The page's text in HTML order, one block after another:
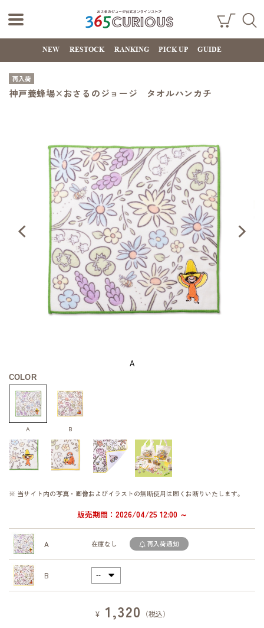
おさるのジョー
ジ公式オンライ
365CURIOUS
ング
カー
NEW RESTOCK RANKING PICK UP GUIDE
再入荷
神戸養蜂場×おさるのジョージ タオルハンカチ
A
COLOR
A B
※ 当サイト内の写真・画像およびイラストの無断使用は固くお断りいたします。
販売期間：2026/04/25 12:00 ～
A 在庫なし 再入荷通知
B
¥ 1,320
（税込）